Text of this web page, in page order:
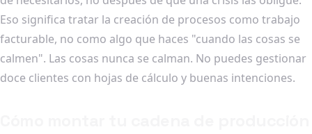
Eso significa tratar la creación de procesos como trabajo
facturable, no como algo que haces "cuando las cosas se
calmen". Las cosas nunca se calman. No puedes gestionar
doce clientes con hojas de cálculo y buenas intenciones.